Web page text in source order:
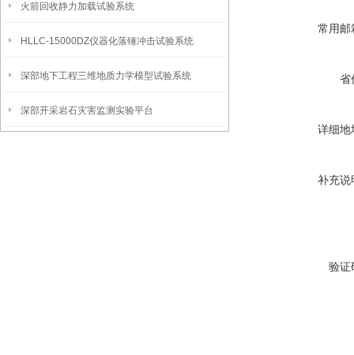
火箭回收静力加载试验系统
HLLC-15000DZ仪器化落锤冲击试验系统
深部地下工程三维地质力学模型试验系统
深部开采岩石灾害监测实验平台
常用邮
省
详细地
补充说
验证